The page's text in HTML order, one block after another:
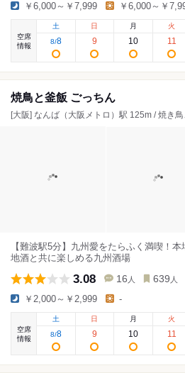
￥6,000～￥7,999 ￥6,000～￥
空席
情報
土
8/8
日
9
月
10
火
11
焼鳥と釜飯 ごっちん
[大阪] なんば（大阪メトロ）駅 125m / 焼き
【難波駅5分】九州愛をたらふく満喫！
地酒と共に楽しめる九州酒場
3.08 16 人 639 人
￥2,000～￥2,999 -
空席
情報
土
8/8
日
9
月
10
火
11